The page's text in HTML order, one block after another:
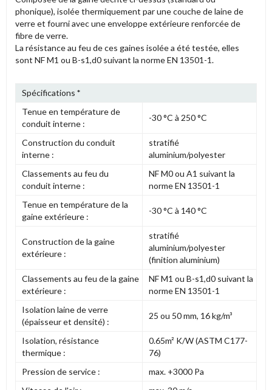
phonique), isolée thermiquement par une couche de laine de
verre et fourni avec une enveloppe extérieure renforcée de
fibre de verre.
La résistance au feu de ces gaines isolée a été testée, elles
sont NF M1 ou B-s1,d0 suivant la norme EN 13501-1.
Spécifications *
Tenue en température de
conduit interne :
-30 °C à 250 °C
Construction du conduit
interne :
stratifié
aluminium/polyester
Classements au feu du
conduit interne :
NF M0 ou A1 suivant la
norme EN 13501-1
Tenue en température de la
gaine extérieure :
-30 °C à 140 °C
Construction de la gaine
extérieure :
stratifié
aluminium/polyester
(finition aluminium)
Classements au feu de la gaine
extérieure :
NF M1 ou B-s1,d0 suivant la
norme EN 13501-1
Isolation laine de verre
(épaisseur et densité) :
25 ou 50 mm, 16 kg/m³
Isolation, résistance
thermique :
0.65m² K/W (ASTM C177-
76)
Pression de service :
max. +3000 Pa